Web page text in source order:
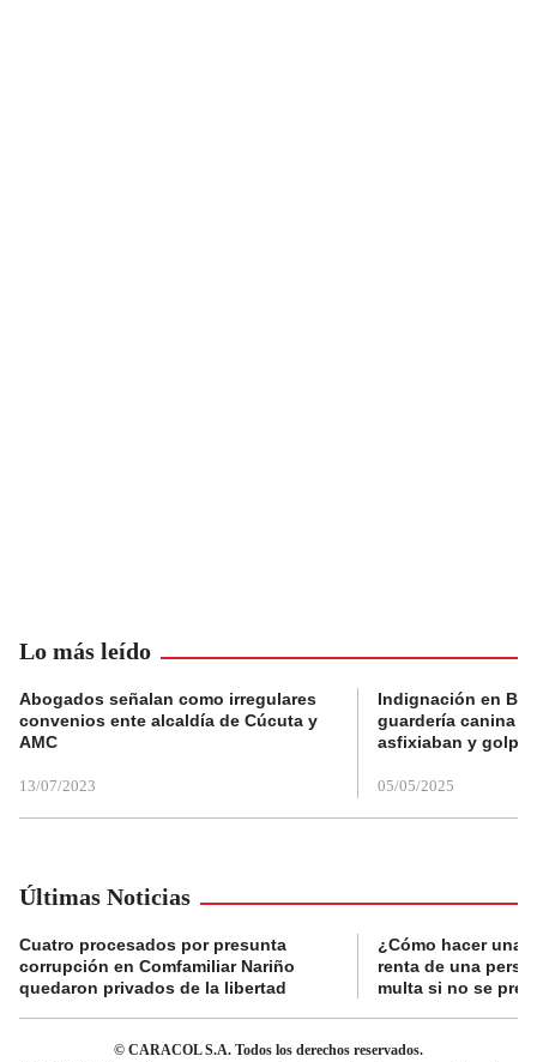
Lo más leído
Abogados señalan como irregulares
convenios ente alcaldía de Cúcuta y
AMC
13/07/2023
Indignación en
guardería canina
asfixiaban y
05/05/2025
Últimas Noticias
Cuatro procesados por presunta
corrupción en Comfamiliar Nariño
quedaron privados de la libertad
¿Cómo hacer una
renta de una
multa si no se
© CARACOL S.A. Todos los derechos reservados.